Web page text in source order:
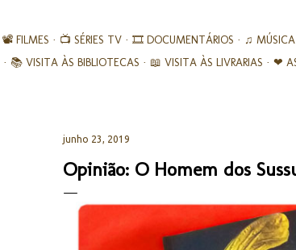
📽️ FILMES 📺 SÉRIES TV 🎞︎ DOCUMENTÁRIOS ♫ MÚSICA
📚︎ VISITA ÀS BIBLIOTECAS 📖 VISITA ÀS LIVRARIAS ❤
junho 23, 2019
Opinião: O Homem dos